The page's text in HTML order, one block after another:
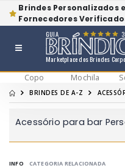
Brindes Personalizados
Fornecedores
Marketplace dos Brindes
GUIA
Copo Mochila
BRINDES DE A-Z
Acessório para bar
INFO CATEGORIA RELACIONADA